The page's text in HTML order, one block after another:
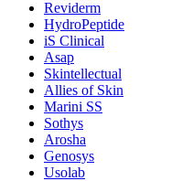
Reviderm
HydroPeptide
iS Clinical
Asap
Skintellectual
Allies of Skin
Marini SS
Sothys
Arosha
Genosys
Usolab